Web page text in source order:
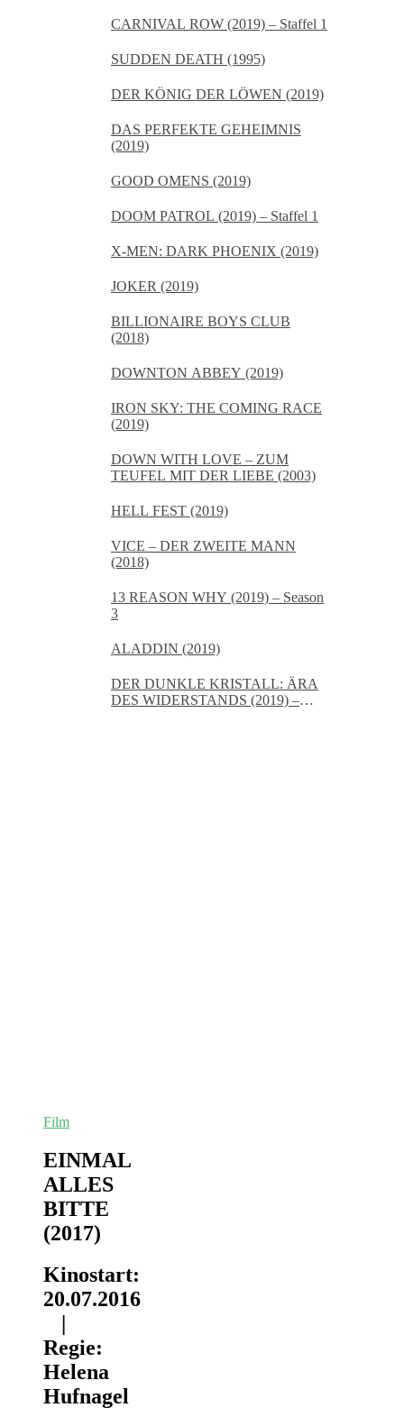
CARNIVAL ROW (2019) – Staffel 1
SUDDEN DEATH (1995)
DER KÖNIG DER LÖWEN (2019)
DAS PERFEKTE GEHEIMNIS
(2019)
GOOD OMENS (2019)
DOOM PATROL (2019) – Staffel 1
X-MEN: DARK PHOENIX (2019)
JOKER (2019)
BILLIONAIRE BOYS CLUB
(2018)
DOWNTON ABBEY (2019)
IRON SKY: THE COMING RACE
(2019)
DOWN WITH LOVE – ZUM
TEUFEL MIT DER LIEBE (2003)
HELL FEST (2019)
VICE – DER ZWEITE MANN
(2018)
13 REASON WHY (2019) – Season
3
ALADDIN (2019)
DER DUNKLE KRISTALL: ÄRA
DES WIDERSTANDS (2019) –
Film
EINMAL
ALLES
BITTE
(2017)
Kinostart:
20.07.2016
Regie:
Helena
Hufnagel